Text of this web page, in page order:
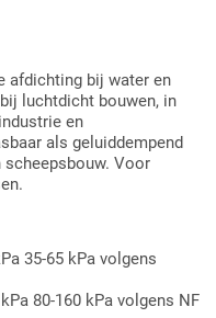
afdichting bij water en
luchtdicht bouwen, in
en
als geluiddempend
Voor
35-65 kPa volgens
80-160 kPa volgens NF